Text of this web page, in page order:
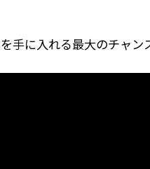
手に入れる最大のチャン